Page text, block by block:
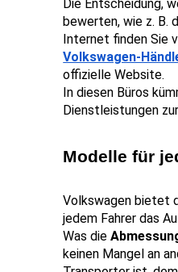
Die Entscheidung,
bewerten, wie z. B.
Internet finden Sie
Volkswagen-
offizielle Website.
In diesen Büros
Dienstleistungen
Modelle für
Volkswagen bietet
jedem Fahrer das
Was die
keinen Mangel an